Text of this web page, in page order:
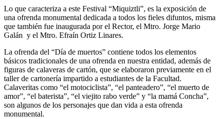
Lo que caracteriza a este Festival “Miquiztli”, es la exposición de
una ofrenda monumental dedicada a todos los fieles difuntos, misma
que también fue inaugurada por el Rector, el Mtro. Jorge Mario
Galán y el Mtro. Efraín Ortiz Linares.
La ofrenda del “Día de muertos” contiene todos los elementos
básicos tradicionales de una ofrenda en nuestra entidad, además de
figuras de calaveras de cartón, que se elaboraron previamente en el
taller de cartonería impartido a estudiantes de la Facultad.
Calaveritas como “el motociclista”, “el panteadero”, “el muerto de
amor”, “el baterista”, “el viejito rabo verde” y “la mamá Concha”,
son algunos de los personajes que dan vida a esta ofrenda
monumental.